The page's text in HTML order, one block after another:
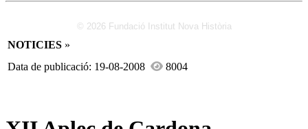
© 2026 Fundació Institut Nova Història
NOTICIES »
Data de publicació: 19-08-2008
8004